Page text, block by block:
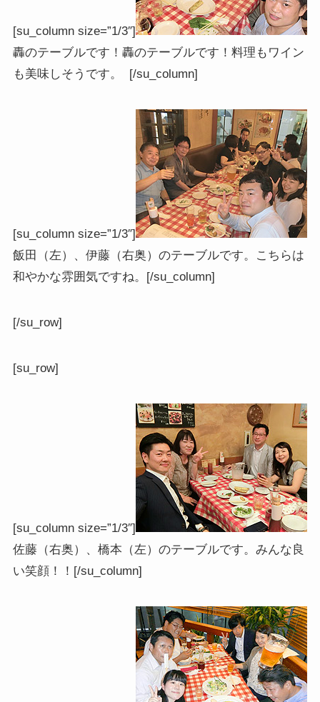
[su_column size=”1/3″]
轟のテーブルです！轟のテーブルです！料理もワイン
も美味しそうです。 [/su_column]
[su_column size=”1/3″]
飯田（左）、伊藤（右奥）のテーブルです。こちらは
和やかな雰囲気ですね。[/su_column]
[/su_row]
[su_row]
[su_column size=”1/3″]
佐藤（右奥）、橋本（左）のテーブルです。みんな良
い笑顔！！[/su_column]